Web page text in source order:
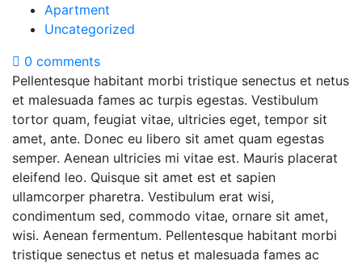
Apartment
Uncategorized
0 comments
Pellentesque habitant morbi tristique senectus et netus
et malesuada fames ac turpis egestas. Vestibulum
tortor quam, feugiat vitae, ultricies eget, tempor sit
amet, ante. Donec eu libero sit amet quam egestas
semper. Aenean ultricies mi vitae est. Mauris placerat
eleifend leo. Quisque sit amet est et sapien
ullamcorper pharetra. Vestibulum erat wisi,
condimentum sed, commodo vitae, ornare sit amet,
wisi. Aenean fermentum. Pellentesque habitant morbi
tristique senectus et netus et malesuada fames ac